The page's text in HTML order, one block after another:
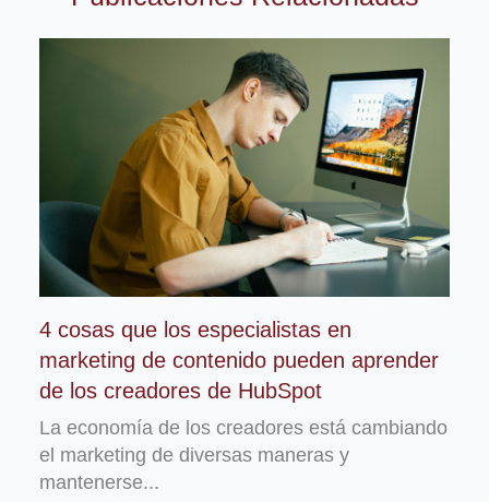
4 cosas que los especialistas en
marketing de contenido pueden aprender
de los creadores de HubSpot
La economía de los creadores está cambiando
el marketing de diversas maneras y
mantenerse...